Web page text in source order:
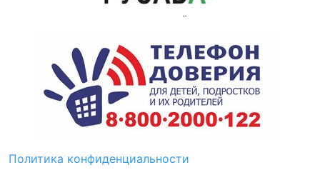
Политика конфиденциальности